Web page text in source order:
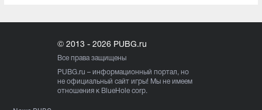
© 2013 - 2026 PUBG.ru
Все права защищены
PUBG.ru – информационный портал, но
не официальный сайт игры! Мы не имеем
отношения к BlueHole corp.